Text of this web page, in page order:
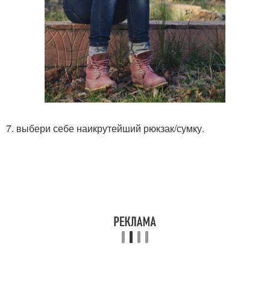
7. выбери себе наикрутейший рюкзак/сумку.